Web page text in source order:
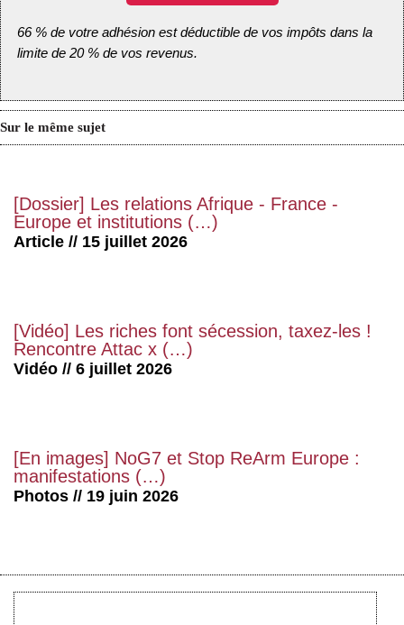
66 % de votre adhésion est déductible de vos impôts dans la
limite de 20 % de vos revenus.
Sur le même sujet
[Dossier] Les relations Afrique - France -
Europe et institutions (…)
Article // 15 juillet 2026
[Vidéo] Les riches font sécession, taxez-les !
Rencontre Attac x (…)
Vidéo // 6 juillet 2026
[En images] NoG7 et Stop ReArm Europe :
manifestations (…)
Photos // 19 juin 2026